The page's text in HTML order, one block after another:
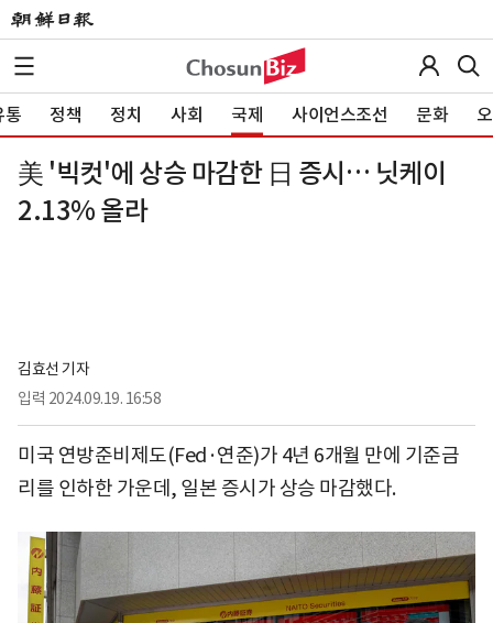
통 정책 정치 사회 국제 사이언스조선 문화
美 '빅컷'에 상승 마감한 日 증시… 닛케이
2.13% 올라
김효선 기자
입력 2024.09.19. 16:58
미국 연방준비제도(Fed·연준)가 4년 6개월 만에 기준금
리를 인하한 가운데, 일본 증시가 상승 마감했다.